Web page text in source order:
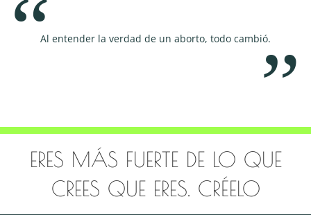
aborto, todo cambió. Educar, apoyar y ayudar son nuestros
ERES MÁS FUERTE DE LO QUE
CREES QUE ERES. CRÉELO